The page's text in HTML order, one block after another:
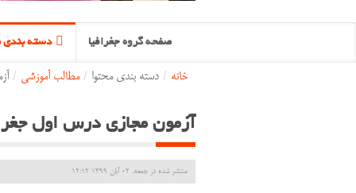
صفحه گروه جغرافیا دسته بندی
خانه / دسته بندی محتوا / مطالب آموزشی /
آزمون مجازی درس اول
منتشر شده در جمعه, 02 آبان 1399 12:12